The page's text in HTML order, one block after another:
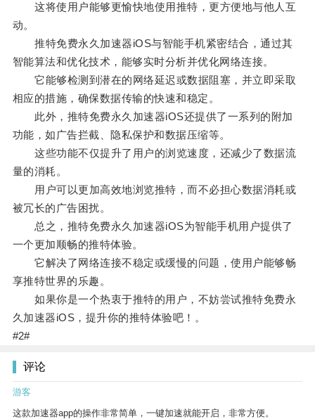
这将使用户能够更愉快地使用推特，更方便地与他人互
动。
推特免费永久加速器iOS与智能手机紧密结合，通过其
智能算法和优化技术，能够实时分析并优化网络连接。
它能够检测到潜在的网络延迟或数据阻塞，并立即采取
相应的措施，确保数据传输的快速和稳定。
此外，推特免费永久加速器iOS还提供了一系列的附加
功能，如广告拦截、隐私保护和数据压缩等。
这些功能不仅提升了用户的浏览速度，还减少了数据流
量的消耗。
用户可以更加高效地浏览推特，而不必担心数据消耗或
被冗长的广告困扰。
总之，推特免费永久加速器iOS为智能手机用户提供了
一个更加顺畅的推特体验。
它解决了网络连接不稳定或缓慢的问题，使用户能够畅
享推特世界的乐趣。
如果你是一个热衷于推特的用户，不妨尝试推特免费永
久加速器iOS，提升你的推特体验吧！。
#2#
评论
游客
这款加速器app的操作非常简单，一键加速就能开启，非常方便。